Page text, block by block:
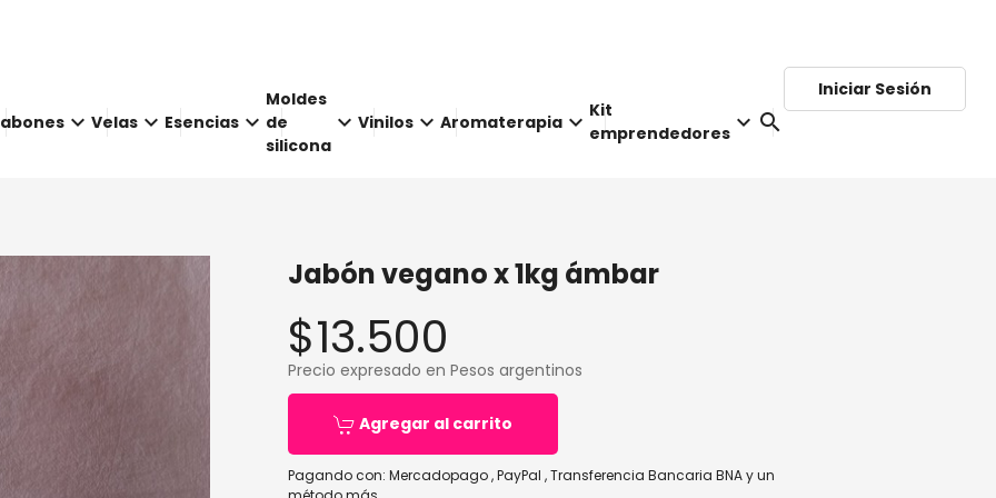
keyboard_arrow_downVelas keyboard_arrow_down Esencias keyboard_arrow_down
Moldes
de
silicona
keyboard_arrow_downVinilos keyboard_arrow_downAromaterapia keyboard_arrow_down Kit
emprendedores keyboard_arrow_down search
Iniciar Sesión
Jabón vegano x 1kg ámbar
$13.500
Precio expresado en Pesos argentinos
Agregar al carrito
Pagando con: Mercadopago,PayPal ,Transferencia Bancaria BNAy un